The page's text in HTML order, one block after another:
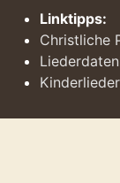
Linktipps:
Christliche
Kinderlieder